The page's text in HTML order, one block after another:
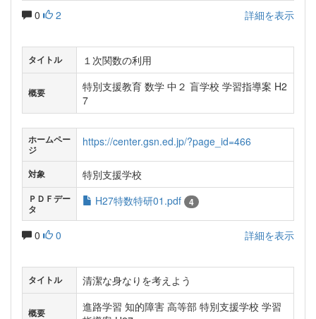
0 2 詳細を表示
タイトル １次関数の利用
概要
特別支援教育 数学 中２ 盲学校 学習指導案 H2
7
ホームペー
ジ
https://center.gsn.ed.jp/?page_id=466
対象 特別支援学校
ＰＤＦデー
タ
H27特数特研01.pdf 4
0 0 詳細を表示
タイトル 清潔な身なりを考えよう
概要
進路学習 知的障害 高等部 特別支援学校 学習